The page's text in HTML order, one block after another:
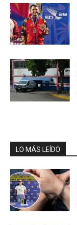
LO MÁS LEÍDO